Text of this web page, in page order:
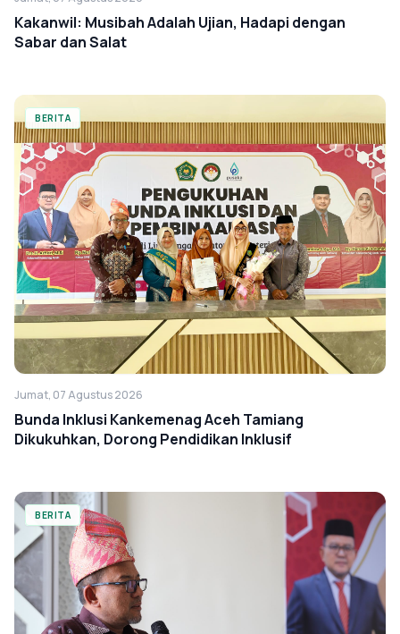
Kakanwil: Musibah Adalah Ujian, Hadapi dengan
Sabar dan Salat
BERITA
Jumat, 07 Agustus 2026
Bunda Inklusi Kankemenag Aceh Tamiang
Dikukuhkan, Dorong Pendidikan Inklusif
BERITA